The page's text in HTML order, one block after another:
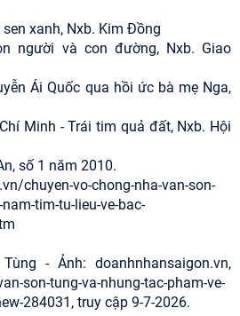
xanh, Nxb. Kim Đồng
người và con đường, Nxb. Giao
Ái Quốc qua hồi ức bà mẹ Nga,
Minh - Trái tim quả đất, Nxb. Hội
số 1 năm 2010.
chuyen-vo-chong-nha-van-son-
tim-tu-lieu-ve-bac-
- Ảnh: doanhnhansaigon.vn,
son-tung-va-nhung-tac-pham-ve-
284031, truy cập 9-7-2026.